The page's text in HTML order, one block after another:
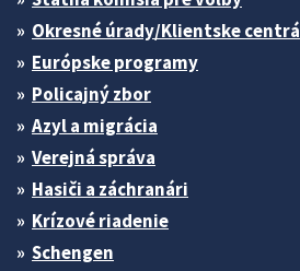
Okresné úrady/Klientske centrá
Európske programy
Policajný zbor
Azyl a migrácia
Verejná správa
Hasiči a záchranári
Krízové riadenie
Schengen